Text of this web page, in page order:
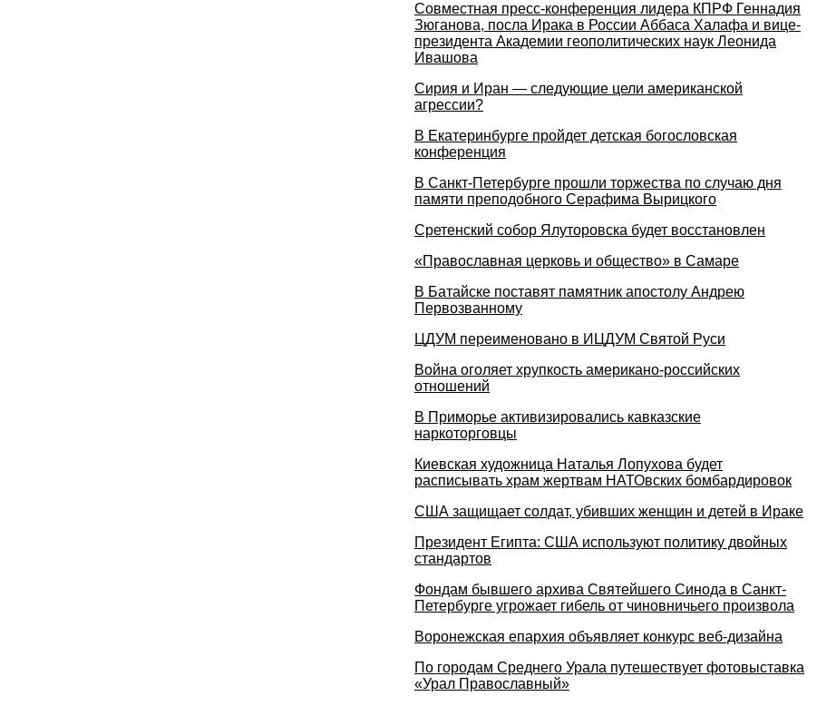
Совместная пресс-конференция лидера КПРФ Геннадия
Зюганова, посла Ирака в России Аббаса Халафа и вице-
президента Академии геополитических наук Леонида
Ивашова
Сирия и Иран — следующие цели американской
агрессии?
В Екатеринбурге пройдет детская богословская
конференция
В Санкт-Петербурге прошли торжества по случаю дня
памяти преподобного Серафима Вырицкого
Сретенский собор Ялуторовска будет восстановлен
«Православная церковь и общество» в Самаре
В Батайске поставят памятник апостолу Андрею
Первозванному
ЦДУМ переименовано в ИЦДУМ Святой Руси
Война оголяет хрупкость американо-российских
отношений
В Приморье активизировались кавказские
наркоторговцы
Киевская художница Наталья Лопухова будет
расписывать храм жертвам НАТОвских бомбардировок
США защищает солдат, убивших женщин и детей в Ираке
Президент Египта: США используют политику двойных
стандартов
Фондам бывшего архива Святейшего Синода в Санкт-
Петербурге угрожает гибель от чиновничьего произвола
Воронежская епархия объявляет конкурс веб-дизайна
По городам Среднего Урала путешествует фотовыставка
«Урал Православный»